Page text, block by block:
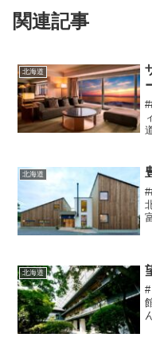
関連記事
北海道
北海道
北海道